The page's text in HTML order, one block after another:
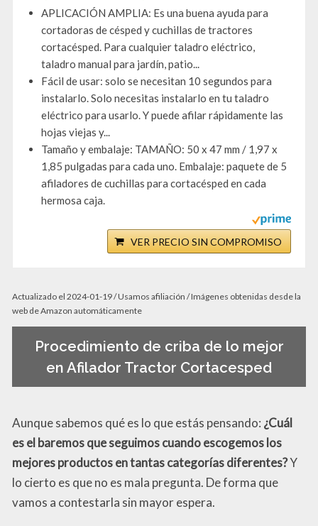
‍APLICACIÓN AMPLIA: Es una buena ayuda para
cortadoras de césped y cuchillas de tractores
cortacésped. Para cualquier taladro eléctrico,
taladro manual para jardín, patio...
‍Fácil de usar: solo se necesitan 10 segundos para
instalarlo. Solo necesitas instalarlo en tu taladro
eléctrico para usarlo. Y puede afilar rápidamente las
hojas viejas y...
‍Tamaño y embalaje: TAMAÑO: 50 x 47 mm / 1,97 x
1,85 pulgadas para cada uno. Embalaje: paquete de 5
afiladores de cuchillas para cortacésped en cada
hermosa caja.
VER PRECIO SIN COMPROMISO
Actualizado el 2024-01-19 / Usamos afiliación / Imágenes obtenidas desde la
web de Amazon automáticamente
Procedimiento de criba de lo mejor
en Afilador Tractor Cortacesped
Aunque sabemos qué es lo que estás pensando: ¿Cuál
es el baremos que seguimos cuando escogemos los
mejores productos en tantas categorías diferentes?Y
lo cierto es que no es mala pregunta. De forma que
vamos a contestarla sin mayor espera.